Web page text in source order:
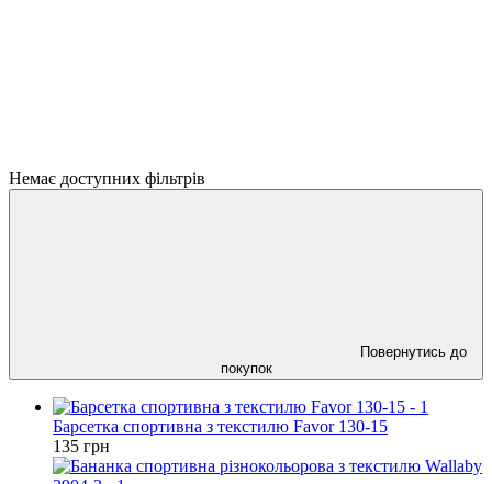
Немає доступних фільтрів
Повернутись до
покупок
Барсетка спортивна з текстилю Favor 130-15
135 грн